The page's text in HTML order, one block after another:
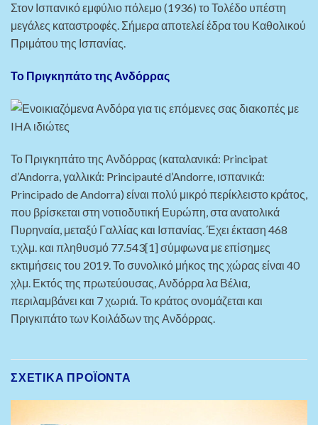
Στον Ισπανικό εμφύλιο πόλεμο (1936) το Τολέδο υπέστη
μεγάλες καταστροφές. Σήμερα αποτελεί έδρα του Καθολικού
Πριμάτου της Ισπανίας.
Το Πριγκηπάτο της Ανδόρρας
Το Πριγκηπάτο της Ανδόρρας (καταλανικά: Principat
d’Andorra, γαλλικά: Principauté d’Andorre, ισπανικά:
Principado de Andorra) είναι πολύ μικρό περίκλειστο κράτος,
που βρίσκεται στη νοτιοδυτική Ευρώπη, στα ανατολικά
Πυρηναία, μεταξύ Γαλλίας και Ισπανίας. Έχει έκταση 468
τ.χλμ. και πληθυσμό 77.543[1] σύμφωνα με επίσημες
εκτιμήσεις του 2019. Το συνολικό μήκος της χώρας είναι 40
χλμ. Εκτός της πρωτεύουσας, Ανδόρρα λα Βέλια,
περιλαμβάνει και 7 χωριά. Το κράτος ονομάζεται και
Πριγκιπάτο των Κοιλάδων της Ανδόρρας.
ΣΧΕΤΙΚΆ ΠΡΟΪΌΝΤΑ